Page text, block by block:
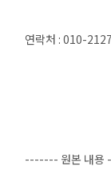
연락처 : 010-
------- 원본 내